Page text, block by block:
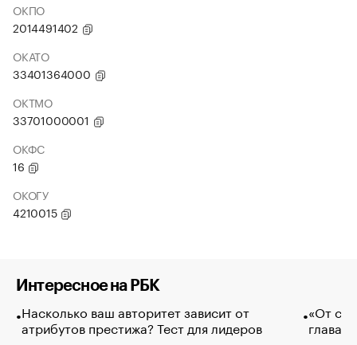
ОКПО
2014491402
ОКАТО
33401364000
ОКТМО
33701000001
ОКФС
16
ОКОГУ
4210015
Интересное на РБК
Насколько ваш авторитет зависит от
атрибутов престижа? Тест для лидеров
«От
глава